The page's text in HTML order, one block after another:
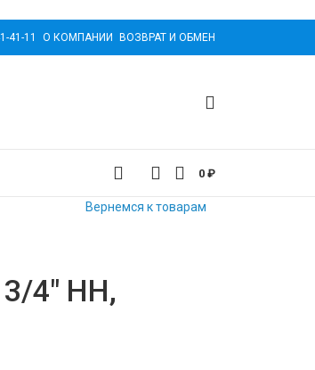
41-11 О КОМПАНИИ ВОЗВРАТ И ОБМЕН
0 ₽
Вернемся к товарам
4″ НН,